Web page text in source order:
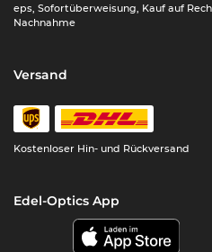
eps, Sofortüberweisung, Kauf auf
Nachnahme
Versand
Kostenloser Hin- und Rückversand
Edel-Optics App